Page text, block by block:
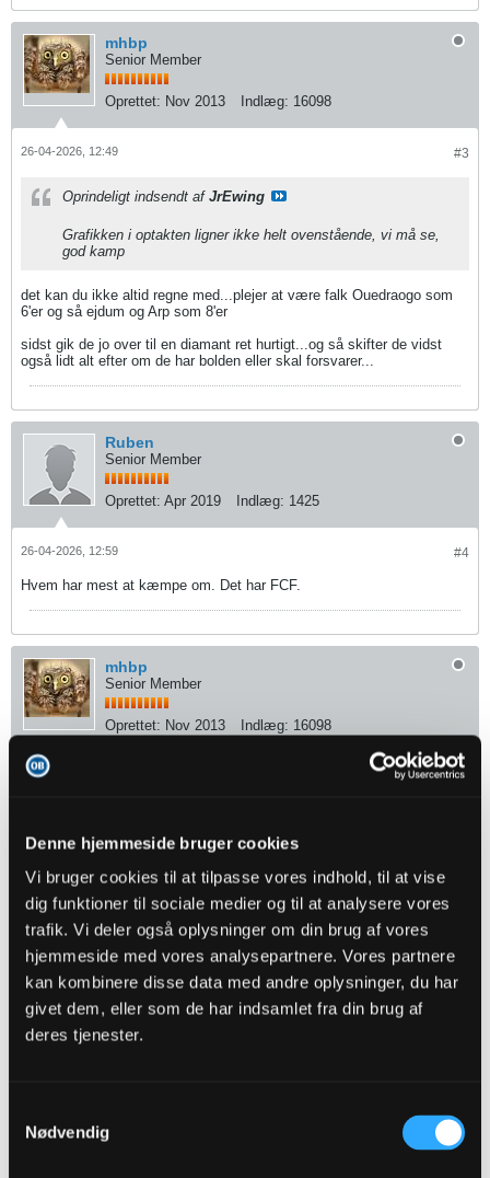
Denne hjemmeside bruger cookies
Vi bruger cookies til at tilpasse vores indhold, til at vise
dig funktioner til sociale medier og til at analysere vores
trafik. Vi deler også oplysninger om din brug af vores
hjemmeside med vores analysepartnere. Vores partnere
kan kombinere disse data med andre oplysninger, du har
givet dem, eller som de har indsamlet fra din brug af
deres tjenester.
Nødvendig
mhbp
Senior Member
Oprettet: Nov 2013 Indlæg: 16098
#3
26-04-2026, 12:49
Oprindeligt indsendt af JrEwing
Grafikken i optakten ligner ikke helt ovenstående, vi må se,
god kamp
det kan du ikke altid regne med...plejer at være falk Ouedraogo som
6'er og så ejdum og Arp som 8'er
sidst gik de jo over til en diamant ret hurtigt...og så skifter de vidst
også lidt alt efter om de har bolden eller skal forsvarer...
Ruben
Senior Member
Oprettet: Apr 2019 Indlæg: 1425
#4
26-04-2026, 12:59
Hvem har mest at kæmpe om. Det har FCF.
mhbp
Senior Member
Oprettet: Nov 2013 Indlæg: 16098
#5
26-04-2026, 13:00
mhbp
Senior Member
Oprettet: Nov 2013 Indlæg: 16098
"JONA" - han var ikke tilfreds